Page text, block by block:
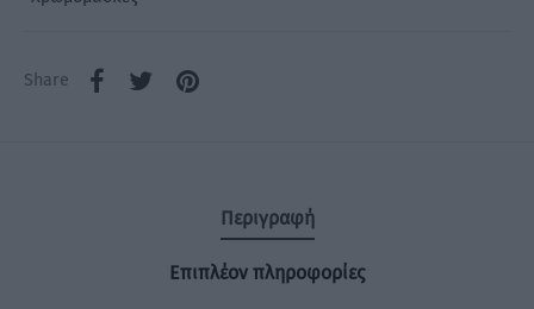
Share
Περιγραφή
Επιπλέον πληροφορίες